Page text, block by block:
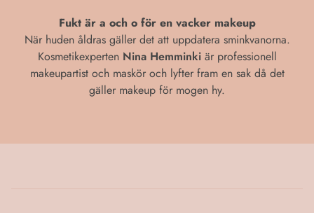
Fukt är a och o för en vacker makeup
När huden åldras gäller det att uppdatera sminkvanorna.
Kosmetikexperten Nina Hemminkiär professionell
makeupartist och maskör och lyfter fram en sak då det
gäller makeup för mogen hy.